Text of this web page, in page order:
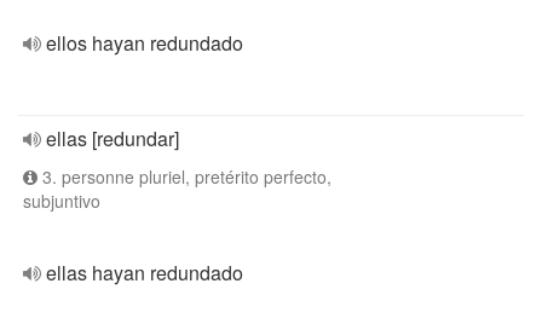
ellos hayan redundado
ellas [redundar]
3. personne pluriel, pretérito perfecto,
subjuntivo
ellas hayan redundado